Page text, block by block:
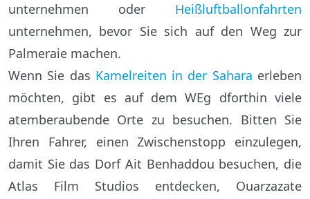
unternehmen oder Heißluftballonfahrten
unternehmen, bevor Sie sich auf den Weg zur
Palmeraie machen.
Wenn Sie das Kamelreiten in der Sahara erleben
möchten, gibt es auf dem WEg dforthin viele
atemberaubende Orte zu besuchen. Bitten Sie
Ihren Fahrer, einen Zwischenstopp einzulegen,
damit Sie das Dorf Ait Benhaddou besuchen, die
Atlas Film Studios entdecken, Ouarzazate